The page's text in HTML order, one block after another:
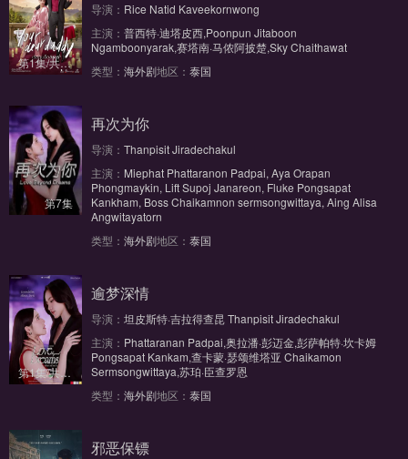
第1集/共10集
导演： Rice Natid Kaveekornwong
主演： 普西特·迪塔皮西,Poonpun Jitaboon
Ngamboonyarak,赛塔南·马侬阿披楚,Sky Chaithawat
类型： 海外剧地区： 泰国
第7集
再次为你
导演： Thanpisit Jiradechakul
主演： Miephat Phattaranon Padpai, Aya Orapan
Phongmaykin, Lift Supoj Janareon, Fluke Pongsapat
Kankham, Boss Chaikamnon sermsongwittaya, Aing Alisa
Angwitayatorn
类型： 海外剧地区： 泰国
第1集/共7集
逾梦深情
导演： 坦皮斯特·吉拉得查昆 Thanpisit Jiradechakul
主演： Phattaranan Padpai,奥拉潘·彭迈金,彭萨帕特·坎卡姆
Pongsapat Kankam,查卡蒙·瑟颂维塔亚 Chaikamon
Sermsongwittaya,苏珀·臣查罗恩
类型： 海外剧地区： 泰国
邪恶保镖